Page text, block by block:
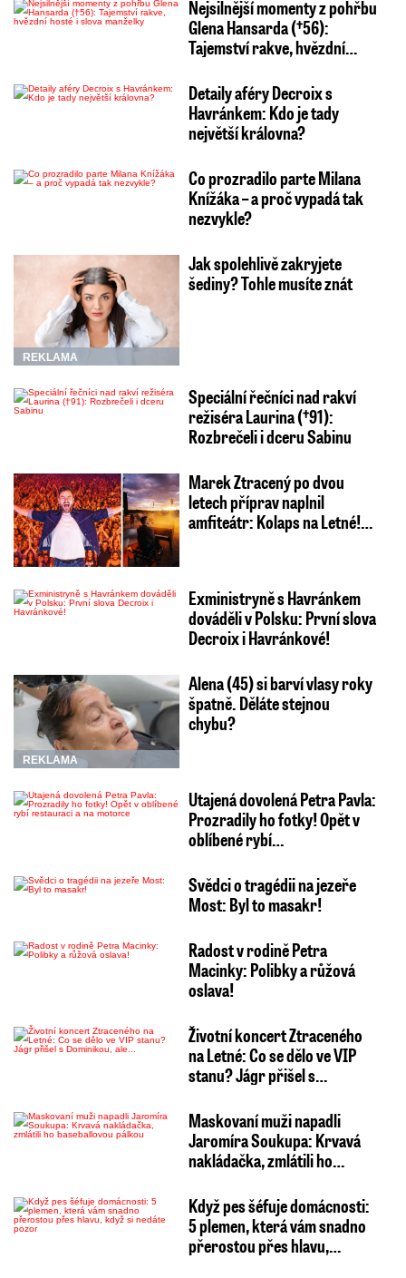
Nejsilnější momenty z pohřbu
Glena Hansarda (†56):
Tajemství rakve, hvězdní…
Detaily aféry Decroix s
Havránkem: Kdo je tady
největší královna?
Co prozradilo parte Milana
Knížáka – a proč vypadá tak
nezvykle?
REKLAMA
Jak spolehlivě zakryjete
šediny? Tohle musíte znát
Speciální řečníci nad rakví
režiséra Laurina (†91):
Rozbrečeli i dceru Sabinu
Marek Ztracený po dvou
letech příprav naplnil
amfiteátr: Kolaps na Letné!…
Exministryně s Havránkem
dováděli v Polsku: První slova
Decroix i Havránkové!
REKLAMA
Alena (45) si barví vlasy roky
špatně. Děláte stejnou
chybu?
Utajená dovolená Petra Pavla:
Prozradily ho fotky! Opět v
oblíbené rybí…
Svědci o tragédii na jezeře
Most: Byl to masakr!
Radost v rodině Petra
Macinky: Polibky a růžová
oslava!
Životní koncert Ztraceného
na Letné: Co se dělo ve VIP
stanu? Jágr přišel s…
Maskovaní muži napadli
Jaromíra Soukupa: Krvavá
nakládačka, zmlátili ho…
Když pes šéfuje domácnosti:
5 plemen, která vám snadno
přerostou přes hlavu,…